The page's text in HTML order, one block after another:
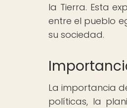
la Tierra. Esta
entre el pueblo
su sociedad.
La importancia
políticas, la